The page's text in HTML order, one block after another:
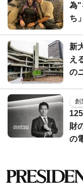
為"
ち
新
え
の
創
財
の